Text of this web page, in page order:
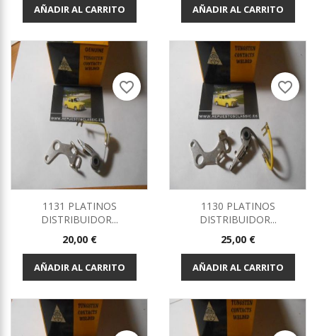
AÑADIR AL CARRITO AÑADIR AL CARRITO
1131 PLATINOS
DISTRIBUIDOR...
Precio
20,00 €
AÑADIR AL CARRITO
favorite_border
1130 PLATINOS
DISTRIBUIDOR...
Precio
25,00 €
AÑADIR AL CARRITO
favorite_border